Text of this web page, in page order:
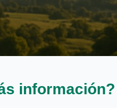
información?